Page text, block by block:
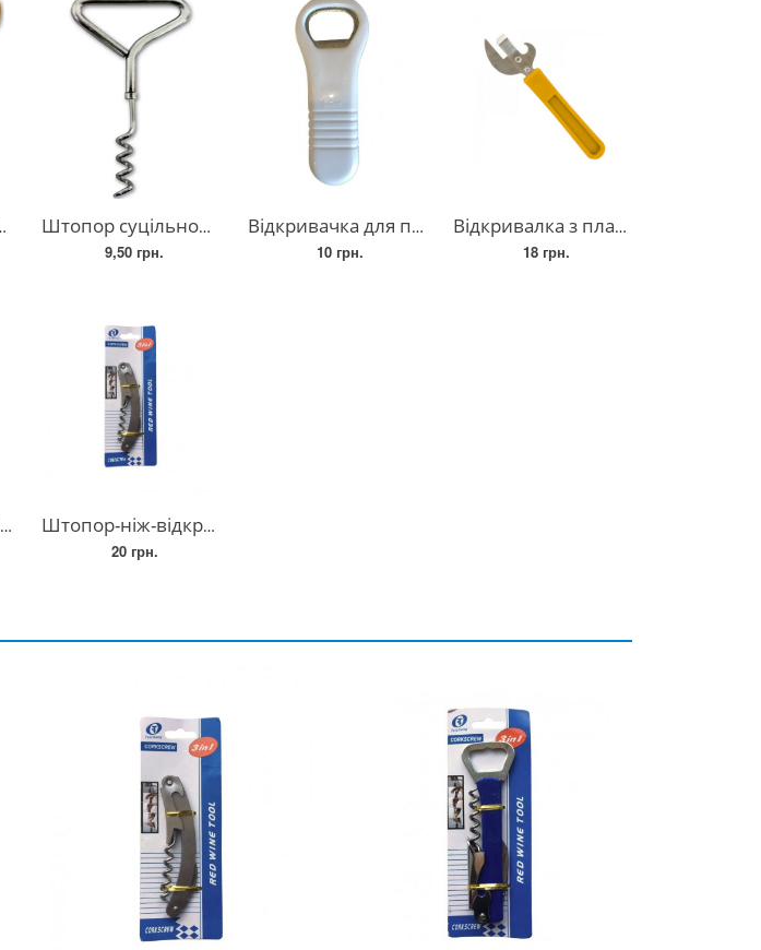
Штопор суцільнометалевий (859BLV-19-1)
9,50 грн.
Відкривачка для пляшок з пластиковою ручкою
10 грн.
Відкривалка з пластиковою ручкою для консервних банок та пляшок
18 грн.
Штопор-ніж-відкривачка 3 в 1 металевий складний
20 грн.